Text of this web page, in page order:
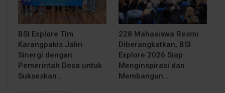
BSI Explore Tim
Karangpakis Jalin
Sinergi dengan
Pemerintah Desa untuk
Sukseskan…
228 Mahasiswa Resmi
Diberangkatkan, BSI
Explore 2026 Siap
Menginspirasi dan
Membangun…